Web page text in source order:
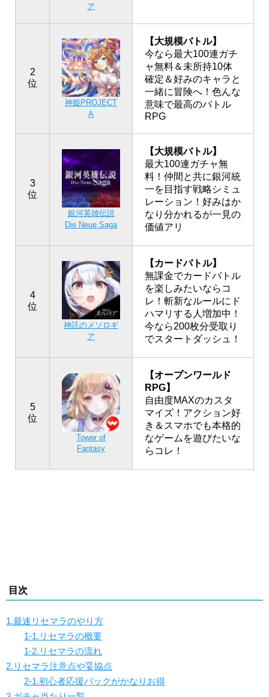
ア
2
位
神姫PROJECT
A
【大規模バトル】
今なら最大100連ガチ
ャ無料＆未所持10体
確定＆好みのキャラと
一緒に冒険へ！色んな
意味で最高のバトル
RPG
3
位
銀河英雄伝説
Die Neue Saga
【大規模バトル】
最大100連ガチャ無
料！仲間と共に銀河統
一を目指す戦略シミュ
レーション！好みはか
なり分かれるが一見の
価値アリ
4
位
神託のメソロギ
ア
【カードバトル】
無課金でカードバトル
を楽しみたいならコ
レ！斬新なルールにド
ハマリする人増加中！
今なら200枚分受取り
でスタートダッシュ！
5
位
Tower of
Fantasy
【オープンワールド
RPG】
自由度MAXのカスタ
マイズ！アクション好
き＆スマホでも本格的
なゲームを遊びたいな
らコレ！
目次
1.最速リセマラのやり方
1-1.リセマラの概要
1-2.リセマラの流れ
2.リセマラ注意点や妥協点
2-1.初心者応援パックがかなりお得